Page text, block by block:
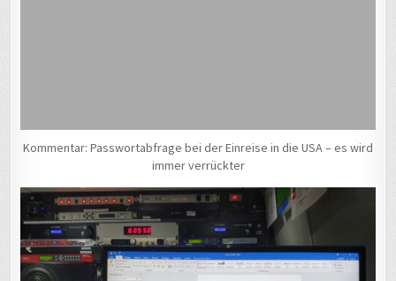
Kommentar: Passwortabfrage bei der Einreise in die USA – es wird
immer verrückter